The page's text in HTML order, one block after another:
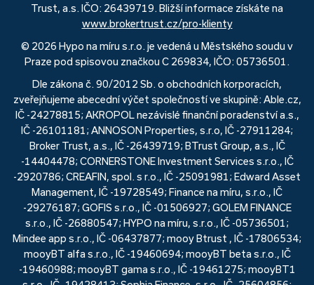
Trust, a.s. IČO: 26439719. Bližší informace získáte na
www.brokertrust.cz/pro-klienty
© 2026 Hypo na míru s.r.o. je vedená u Městského soudu v
Praze pod spisovou značkou C 269834, IČO: 05736501.
Dle zákona č. 90/2012 Sb. o obchodních korporacích,
zveřejňujeme abecední výčet společností ve skupině: Able.cz,
IČ -24278815; AKROPOL nezávislé finanční poradenství a.s.,
IČ -26101181; ANNOSON Properties, s.r.o, IČ -27911284;
Broker Trust, a.s., IČ -26439719; BTrust Group, a.s., IČ
-14404478; CORNERSTONE Investment Services s.r.o., IČ
-2920786; CREAFIN, spol. s r.o., IČ -25091981; Edward Asset
Management, IČ -19728549; Finance na míru, s.r.o., IČ
-29276187; GOFIS s.r.o., IČ -01506927; GOLEM FINANCE
s.r.o., IČ -26880547; HYPO na míru, s.r.o., IČ -05736501;
Mindee app s.r.o., IČ -06437877; mooy Btrust , IČ -17806534;
mooyBT alfa s.r.o., IČ -19460694; mooyBT beta s.r.o., IČ
-19460988; mooyBT gama s.r.o., IČ -19461275; mooyBT1